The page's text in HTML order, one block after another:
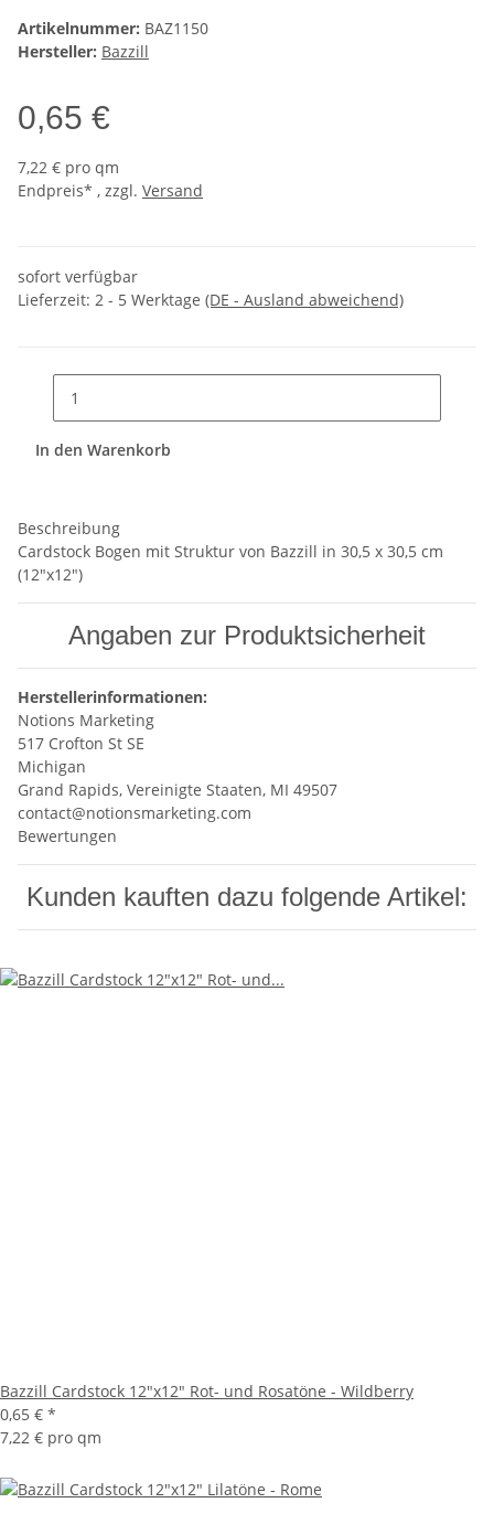
Artikelnummer: BAZ1150
Hersteller: Bazzill
0,65 €
7,22 € pro qm
Endpreis* , zzgl. Versand
sofort verfügbar
Lieferzeit: 2 - 5 Werktage (DE - Ausland abweichend)
In den Warenkorb
Beschreibung
Cardstock Bogen mit Struktur von Bazzill in 30,5 x 30,5 cm
(12"x12")
Angaben zur Produktsicherheit
Herstellerinformationen:
Notions Marketing
517 Crofton St SE
Michigan
Grand Rapids, Vereinigte Staaten, MI 49507
contact@notionsmarketing.com
Bewertungen
Kunden kauften dazu folgende Artikel:
Bazzill Cardstock 12"x12" Rot- und Rosatöne - Wildberry
0,65 € *
7,22 € pro qm